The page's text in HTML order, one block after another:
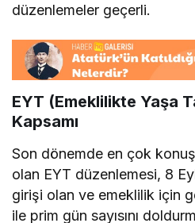
düzenlemeler geçerli.
EYT (Emeklilikte Yaşa
Kapsamı
Son dönemde en çok
olan EYT düzenlemesi, 8
girişi olan ve emeklilik için
ile prim gün sayısını